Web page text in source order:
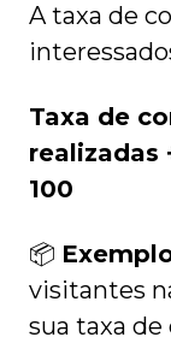
A taxa de
Taxa de
realizadas
100
📦
visitantes
sua taxa de